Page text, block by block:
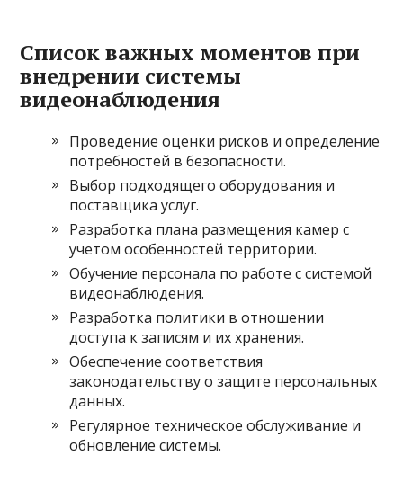
Список важных моментов при
внедрении системы
видеонаблюдения
Проведение оценки рисков и определение
потребностей в безопасности.
Выбор подходящего оборудования и
поставщика услуг.
Разработка плана размещения камер с
учетом особенностей территории.
Обучение персонала по работе с системой
видеонаблюдения.
Разработка политики в отношении
доступа к записям и их хранения.
Обеспечение соответствия
законодательству о защите персональных
данных.
Регулярное техническое обслуживание и
обновление системы.